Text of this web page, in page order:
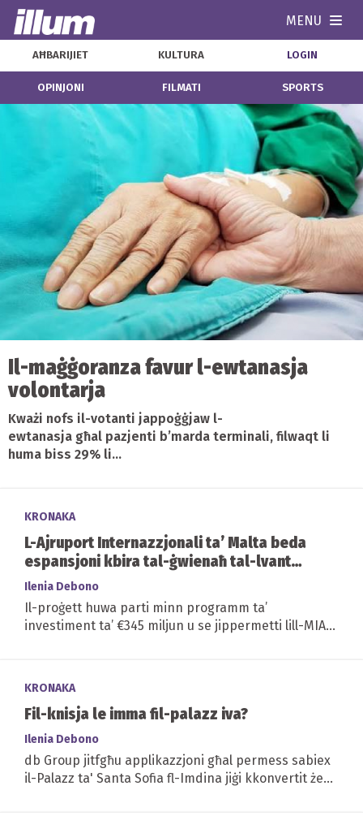
MENU
AĦBARIJIET KULTURA LOGIN
OPINJONI FILMATI SPORTS
Il-maġġoranza favur l-ewtanasja
volontarja
Kważi nofs il-votanti jappoġġjaw l-
ewtanasja għal pazjenti b’marda terminali, filwaqt li
huma biss 29% li...
KRONAKA
L-Ajruport Internazzjonali ta’ Malta beda
espansjoni kbira tal-ġwienaħ tal-lvant
tiegħu
Ilenia Debono
Il-proġett huwa parti minn programm ta’
investiment ta’ €345 miljun u se jippermetti lill-MIA
KRONAKA
Fil-knisja le imma fil-palazz iva?
Ilenia Debono
db Group jitfgħu applikazzjoni għal permess sabiex
il-Palazz ta' Santa Sofia fl-Imdina jiġi kkonvertit żewġ